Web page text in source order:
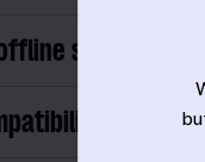
spielen?